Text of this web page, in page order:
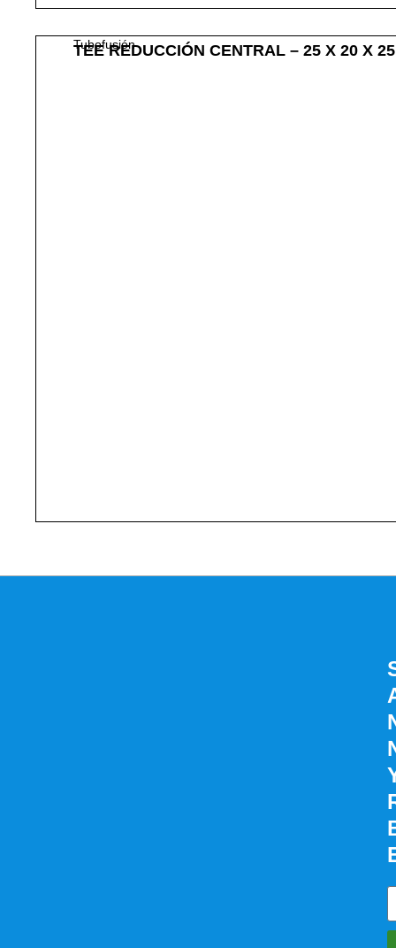
Tubofusión
TEE REDUCCIÓN CENTRAL – 25 X 20 X